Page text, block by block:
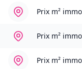
Prix m²
Prix m²
Prix m²